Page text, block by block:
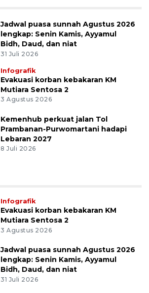
Jadwal puasa sunnah Agustus 2026
lengkap: Senin Kamis, Ayyamul
Bidh, Daud, dan niat
31 Juli 2026
Infografik
Evakuasi korban kebakaran KM
Mutiara Sentosa 2
3 Agustus 2026
Kemenhub perkuat jalan Tol
Prambanan-Purwomartani hadapi
Lebaran 2027
8 Juli 2026
Infografik
Evakuasi korban kebakaran KM
Mutiara Sentosa 2
3 Agustus 2026
Jadwal puasa sunnah Agustus 2026
lengkap: Senin Kamis, Ayyamul
Bidh, Daud, dan niat
31 Juli 2026